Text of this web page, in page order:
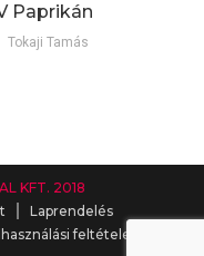
Paprikán
Tokaji Tamás
KFT. 2018
Laprendelés
feltételek